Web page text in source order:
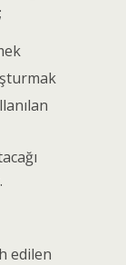
edilen